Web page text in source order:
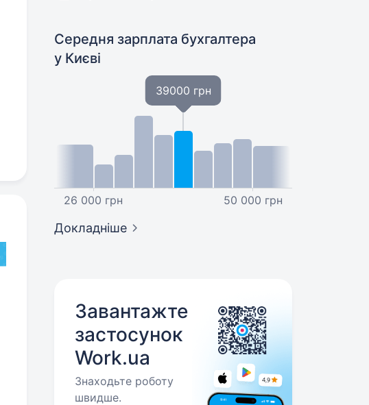
Середня зарплата бухгалтера
у Києві
26 000 грн
39000 грн
50 000 грн
Докладніше
Завантажте
застосунок
Work.ua
Знаходьте роботу
швидше.